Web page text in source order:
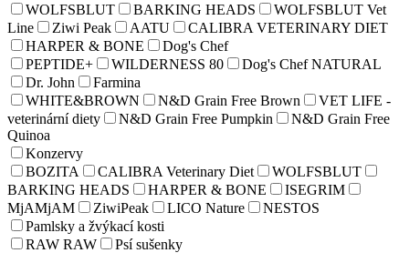
WOLFSBLUT
BARKING HEADS
WOLFSBLUT Vet
Line
Ziwi Peak AATU
CALIBRA VETERINARY DIET
HARPER & BONE
Dog's Chef
PEPTIDE+
WILDERNESS 80
Dog's Chef NATURAL
Dr. John
Farmina
WHITE&BROWN
N&D Grain Free Brown
VET LIFE -
veterinární diety
N&D Grain Free Pumpkin
N&D Grain Free
Quinoa
Konzervy
BOZITA
CALIBRA Veterinary Diet
WOLFSBLUT
BARKING HEADS
HARPER & BONE
ISEGRIM
MjAMjAM
ZiwiPeak LICO Nature
NESTOS
Pamlsky a žvýkací kosti
RAW RAW
Psí sušenky